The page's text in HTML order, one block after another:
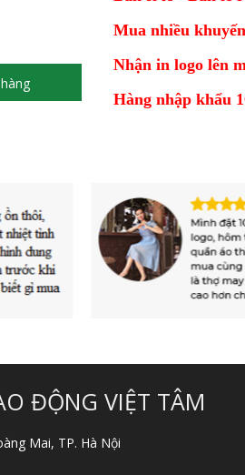
Mua nhiều
Nhận in logo lên
Hàng nhập khẩu
ĐỘNG VIỆT TÂM
Mai, TP. Hà Nội